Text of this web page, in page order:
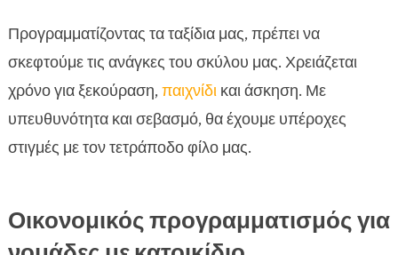
Προγραμματίζοντας τα ταξίδια μας, πρέπει να
σκεφτούμε τις ανάγκες του σκύλου μας. Χρειάζεται
χρόνο για ξεκούραση, παιχνίδικαι άσκηση. Με
υπευθυνότητα και σεβασμό, θα έχουμε υπέροχες
στιγμές με τον τετράποδο φίλο μας.
Οικονομικός προγραμματισμός για